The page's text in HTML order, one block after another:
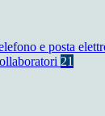
e posta
21